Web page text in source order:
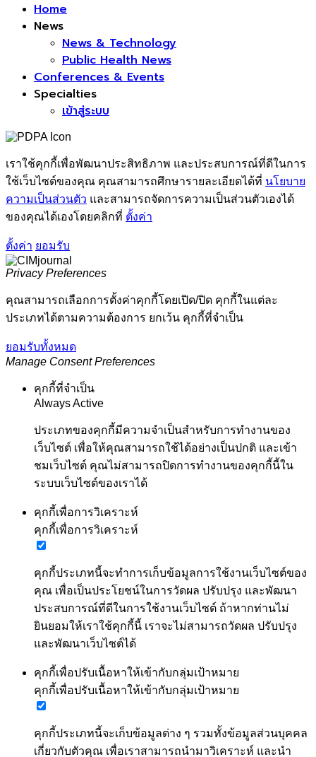
Home
News
News & Technology
Public Health News
Conferences & Events
Specialties
เข้าสู่ระบบ
เราใช้คุกกี้เพื่อพัฒนาประสิทธิภาพ และประสบการณ์ที่ดีในการ
ใช้เว็บไซต์ของคุณ คุณสามารถศึกษารายละเอียดได้ที่ นโยบาย
ความเป็นส่วนตัว และสามารถจัดการความเป็นส่วนตัวเองได้
ของคุณได้เองโดยคลิกที่ ตั้งค่า
ตั้งค่า ยอมรับ
Privacy Preferences
คุณสามารถเลือกการตั้งค่าคุกกี้โดยเปิด/ปิด คุกกี้ในแต่ละ
ประเภทได้ตามความต้องการ ยกเว้น คุกกี้ที่จำเป็น
ยอมรับทั้งหมด
Manage Consent Preferences
คุกกี้ที่จำเป็น
Always Active
ประเภทของคุกกี้มีความจำเป็นสำหรับการทำงานของ
เว็บไซต์ เพื่อให้คุณสามารถใช้ได้อย่างเป็นปกติ และเข้า
ชมเว็บไซต์ คุณไม่สามารถปิดการทำงานของคุกกี้นี้ใน
ระบบเว็บไซต์ของเราได้
คุกกี้เพื่อการวิเคราะห์
คุกกี้เพื่อการวิเคราะห์
คุกกี้ประเภทนี้จะทำการเก็บข้อมูลการใช้งานเว็บไซต์ของ
คุณ เพื่อเป็นประโยชน์ในการวัดผล ปรับปรุง และพัฒนา
ประสบการณ์ที่ดีในการใช้งานเว็บไซต์ ถ้าหากท่านไม่
ยินยอมให้เราใช้คุกกี้นี้ เราจะไม่สามารถวัดผล ปรับปรุง
และพัฒนาเว็บไซต์ได้
คุกกี้เพื่อปรับเนื้อหาให้เข้ากับกลุ่มเป้าหมาย
คุกกี้เพื่อปรับเนื้อหาให้เข้ากับกลุ่มเป้าหมาย
คุกกี้ประเภทนี้จะเก็บข้อมูลต่าง ๆ รวมทั้งข้อมูลส่วนบุคคล
เกี่ยวกับตัวคุณ เพื่อเราสามารถนำมาวิเคราะห์ และนำ